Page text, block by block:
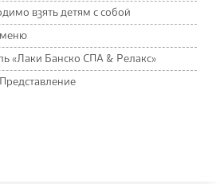
взять детям с собой
меню
«Лаки Банско СПА & Релакс»